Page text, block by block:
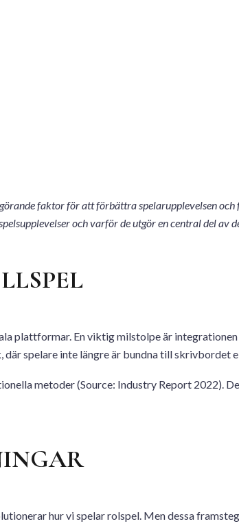
faktor för att förbättra spelarupplevelsen
och varför de utgör en central del av
plattformar. En viktig milstolpe är
spelare inte längre är bundna till skrivbordet
metoder (Source: Industry Report 2022).
hur vi spelar rolspel. Men dessa